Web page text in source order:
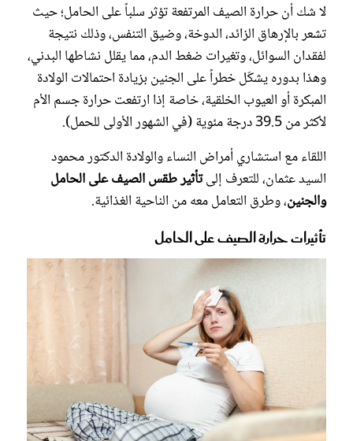
لا شك أن حرارة الصيف المرتفعة تؤثر سلباً على الحامل؛ حيث
تشعر بالإرهاق الزائد، الدوخة، وضيق التنفس، وذلك نتيجة
لفقدان السوائل، وتغيرات ضغط الدم، مما يقلل نشاطها البدني،
وهذا بدوره يشكّل خطراً على الجنين بزيادة احتمالات الولادة
المبكرة أو العيوب الخلقية، خاصة إذا ارتفعت حرارة جسم الأم
لأكثر من 39.5 درجة مئوية (في الشهور الأولى للحمل).
اللقاء مع استشاري أمراض النساء والولادة الدكتور محمود
السيد عثمان، للتعرف إلىتأثير طقس الصيف على الحامل
والجنين، وطرق التعامل معه من الناحية الغذائية.
تأثيرات حرارة الصيف على الحامل
مجلة سيدتي
غلاف رفمي